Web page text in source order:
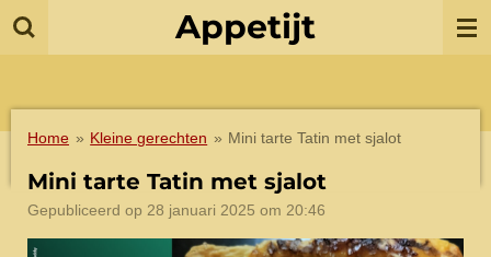
Ga
Appetijt
Home » Kleine gerechten » Mini tarte Tatin met sjalot
Mini tarte Tatin met sjalot
Gepubliceerd op 28 januari 2025 om 20:46